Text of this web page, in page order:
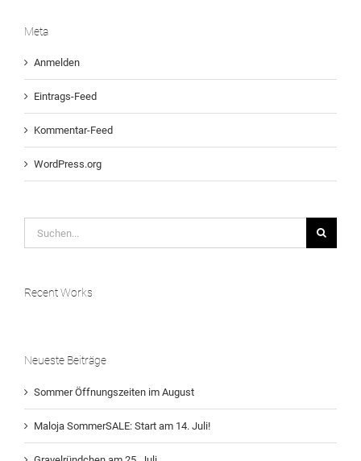
Meta
Anmelden
Eintrags-Feed
Kommentar-Feed
WordPress.org
Recent Works
Neueste Beiträge
Sommer Öffnungszeiten im August
Maloja SommerSALE: Start am 14. Juli!